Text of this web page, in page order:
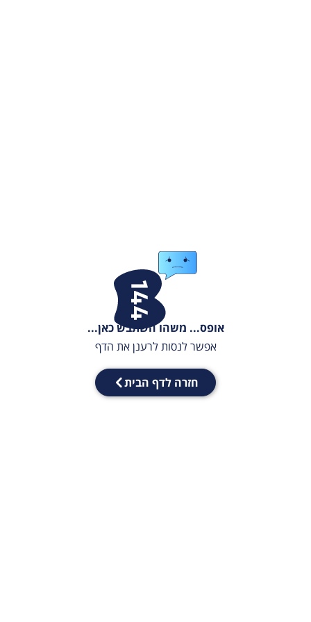
אופס... משהו השתבש כאן...
אפשר לנסות לרענן את הדף
חזרה לדף הבית